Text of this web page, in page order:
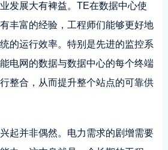
发展大有裨益。TE在数据中心使
丰富的经验，工程师们能够更好地
的运行效率。特别是先进的监控系
电网的数据与数据中心的每个终端
整合，从而提升整个站点的可靠供
起并非偶然。电力需求的剧增需要